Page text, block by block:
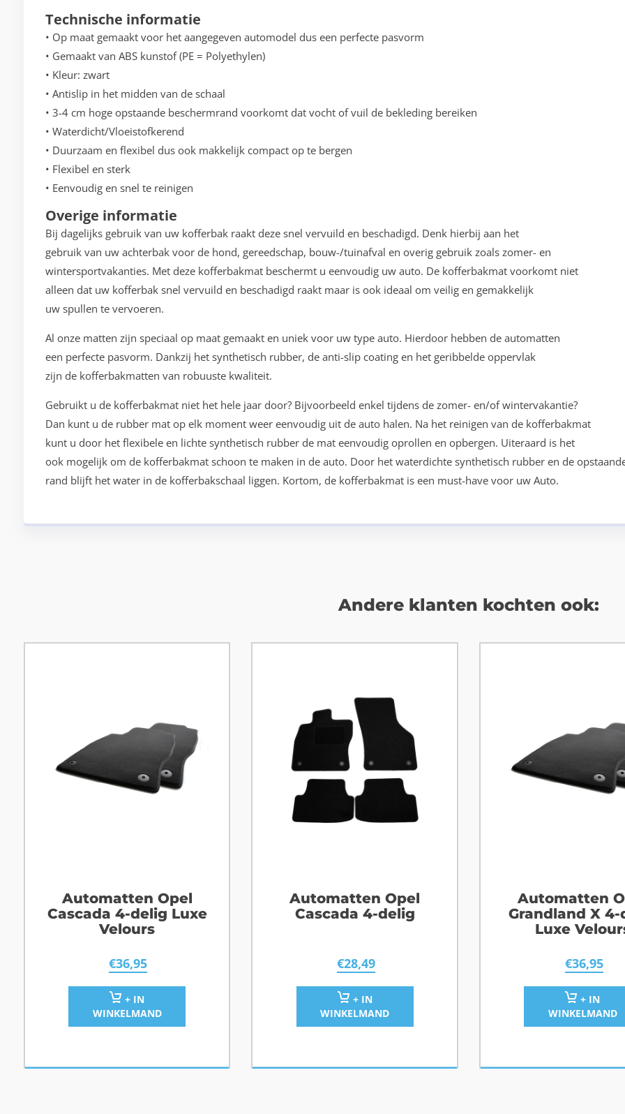
Technische informatie
• Op maat gemaakt voor het aangegeven automodel dus een perfecte pasvorm
• Gemaakt van ABS kunstof (PE = Polyethylen)
• Kleur: zwart
• Antislip in het midden van de schaal
• 3-4 cm hoge opstaande beschermrand voorkomt dat vocht of vuil de bekleding bereiken
• Waterdicht/Vloeistofkerend
• Duurzaam en flexibel dus ook makkelijk compact op te bergen
• Flexibel en sterk
• Eenvoudig en snel te reinigen
Overige informatie
Bij dagelijks gebruik van uw kofferbak raakt deze snel vervuild en beschadigd. Denk hierbij aan het
gebruik van uw achterbak voor de hond, gereedschap, bouw-/tuinafval en overig gebruik zoals zomer- en
wintersportvakanties. Met deze kofferbakmat beschermt u eenvoudig uw auto. De kofferbakmat voorkomt niet
alleen dat uw kofferbak snel vervuild en beschadigd raakt maar is ook ideaal om veilig en gemakkelijk
uw spullen te vervoeren.
Al onze matten zijn speciaal op maat gemaakt en uniek voor uw type auto. Hierdoor hebben de automatten
een perfecte pasvorm. Dankzij het synthetisch rubber, de anti-slip coating en het geribbelde oppervlak
zijn de kofferbakmatten van robuuste kwaliteit.
Gebruikt u de kofferbakmat niet het hele jaar door? Bijvoorbeeld enkel tijdens de zomer- en/of wintervakantie?
Dan kunt u de rubber mat op elk moment weer eenvoudig uit de auto halen. Na het reinigen van de kofferbakmat
kunt u door het flexibele en lichte synthetisch rubber de mat eenvoudig oprollen en opbergen. Uiteraard is het
ook mogelijk om de kofferbakmat schoon te maken in de auto. Door het waterdichte synthetisch rubber en de
rand blijft het water in de kofferbakschaal liggen. Kortom, de kofferbakmat is een must-have voor uw Auto.
Andere klanten kochten ook:
Automatten Opel
Cascada 4-delig Luxe
Velours
€36,95
+ IN
WINKELMAND
Automatten Opel
Cascada 4-delig
€28,49
+ IN
WINKELMAND
Automatten
Grandland X
Luxe
€36,95
+ IN
WINKELMAND